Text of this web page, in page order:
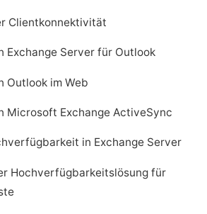
Clientkonnektivität
Exchange Server für Outlook
Outlook im Web
Microsoft Exchange ActiveSync
in Exchange Server
Hochverfügbarkeitslösung für